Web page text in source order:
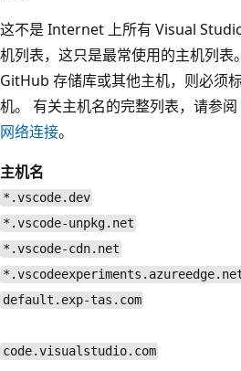
这不是 Internet 上所有 Visual
机列表，这只是最常使用的主机列表
GitHub 存储库或其他主机，则必须
机。 有关主机名的完整列表，请参阅
网络连接。
主机名
*.vscode.dev
*.vscode-unpkg.net
*.vscode-cdn.net
default.exp-tas.com
code.visualstudio.com